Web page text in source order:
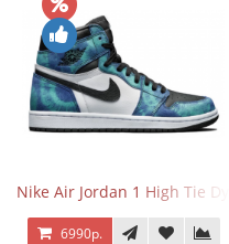
Nike Air Jordan 1 High Tie Dye
6990р.